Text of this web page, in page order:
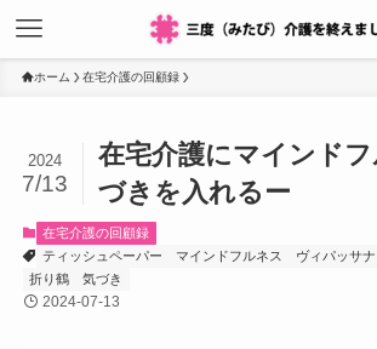
ホーム 在宅介護の回顧録
在宅介護にマインド
づきを入れるー
2024
7/13
在宅介護の回顧録
ティッシュペーパー
マインドフルネス ヴィパッサ
折り鶴
気づき
2024-07-13